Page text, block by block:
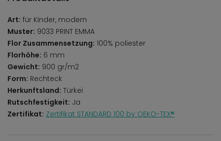
Art: für Kinder, modern
Muster: 9033 PRINT EMMA
Flor Zusammensetzung: 100% poliester
Florhöhe: 6 mm
Gewicht: 900 gr/m2
Form: Rechteck
Herkunftsland: Türkei
Rutschfestigkeit: Ja
Zertifikat: Zertifikat STANDARD 100 by OEKO-TEX®